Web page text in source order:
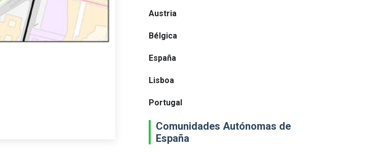
Austria
Bélgica
España
Lisboa
Portugal
Comunidades Autónomas de
España